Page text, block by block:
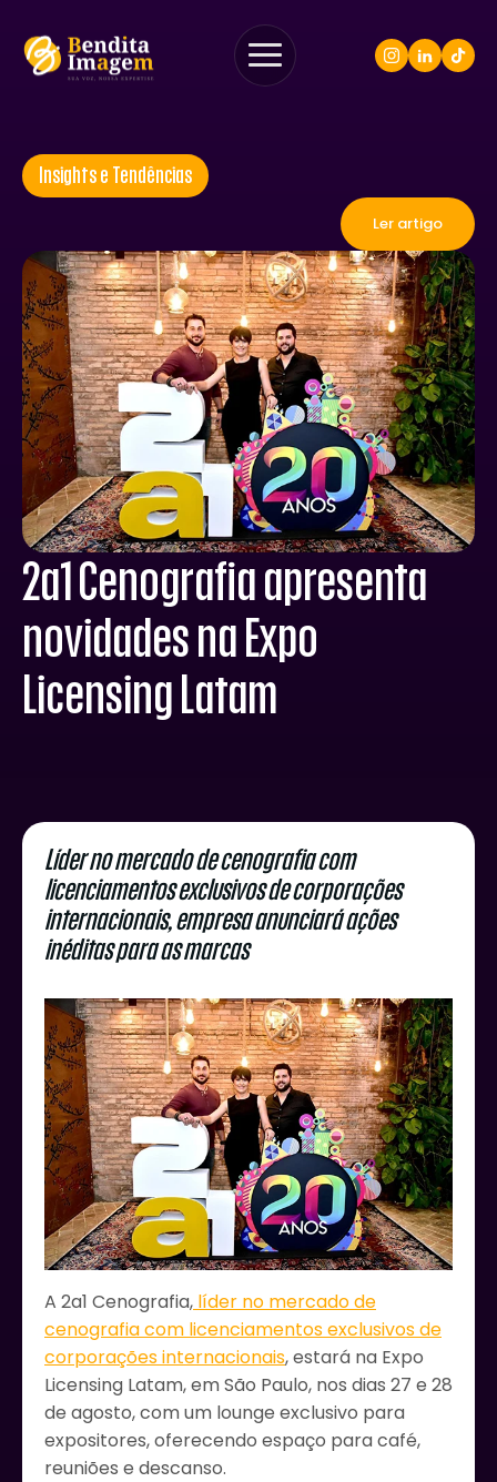
Insights e Tendências
Ler artigo
2a1 Cenografia apresenta
novidades na Expo
Licensing Latam
Líder no mercado de cenografia com
licenciamentos exclusivos de corporações
internacionais, empresa anunciará ações
inéditas para as marcas
A 2a1 Cenografia, líder no mercado de
cenografia com licenciamentos exclusivos de
corporações internacionais, estará na Expo
Licensing Latam, em São Paulo, nos dias 27 e 28
de agosto, com um lounge exclusivo para
expositores, oferecendo espaço para café,
reuniões e descanso.